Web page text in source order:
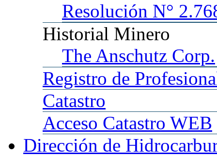
Resolución N°
Historial Minero
The Anschutz Corp.
Registro de
Catastro
Acceso Catastro WEB
Dirección de